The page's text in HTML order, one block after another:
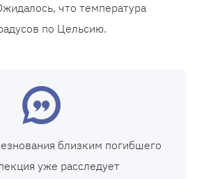
что температура
по Цельсию.
близким погибшего
уже расследует